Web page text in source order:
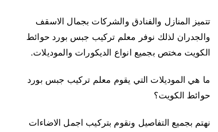
تتميز المنازل والفنادق والشركات بجمال الاسقف
والجدران لذلك نوفر معلم تركيب جبس بورد حوائط
الكويت مختص بجميع انواع الديكورات والموديلات.
ما هي الموديلات التي يقوم معلم تركيب جبس بورد
حوائط الكويت؟
نهتم بجميع التفاصيل ونقوم بتركيب اجمل الاضاءات